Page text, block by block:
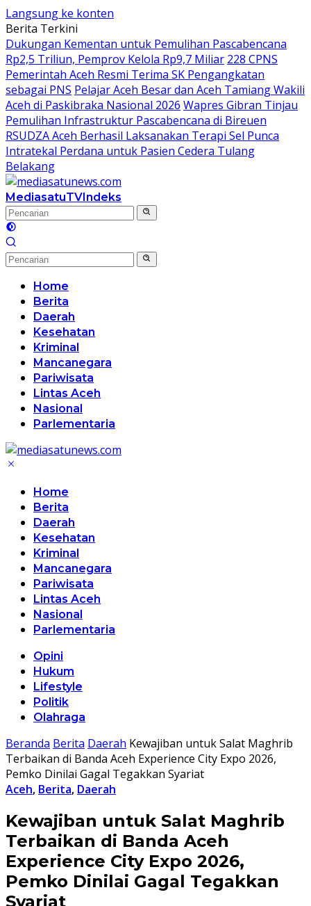
Langsung ke konten
Berita Terkini
Dukungan Kementan untuk Pemulihan Pascabencana
Rp2,5 Triliun, Pemprov Kelola Rp9,7 Miliar 228 CPNS
Pemerintah Aceh Resmi Terima SK Pengangkatan
sebagai PNS Pelajar Aceh Besar dan Aceh Tamiang Wakili
Aceh di Paskibraka Nasional 2026 Wapres Gibran Tinjau
Pemulihan Infrastruktur Pascabencana di Bireuen
RSUDZA Aceh Berhasil Laksanakan Terapi Sel Punca
Intratekal Perdana untuk Pasien Cedera Tulang
Belakang
MediasatuTVIndeks
Home
Berita
Daerah
Kesehatan
Kriminal
Mancanegara
Pariwisata
Lintas Aceh
Nasional
Parlementaria
Home
Berita
Daerah
Kesehatan
Kriminal
Mancanegara
Pariwisata
Lintas Aceh
Nasional
Parlementaria
Opini
Hukum
Lifestyle
Politik
Olahraga
Beranda Berita Daerah Kewajiban untuk Salat Maghrib
Terbaikan di Banda Aceh Experience City Expo 2026,
Pemko Dinilai Gagal Tegakkan Syariat
Aceh, Berita, Daerah
Kewajiban untuk Salat Maghrib
Terbaikan di Banda Aceh
Experience City Expo 2026,
Pemko Dinilai Gagal Tegakkan
Syariat